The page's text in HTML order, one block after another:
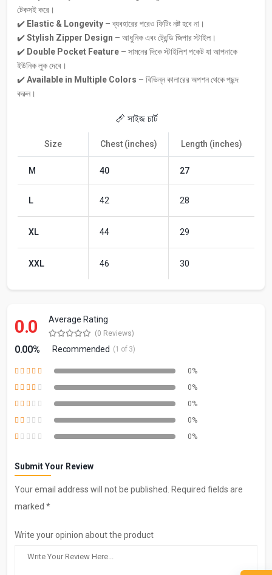
টেকসই করে।
✔️ Elastic & Longevity – ব্যবহারের পরেও ফিটিং নষ্ট হবে না।
✔️ Stylish Zipper Design – আধুনিক এবং ট্রেন্ডি জিপার স্টাইল।
✔️ Double Pocket Feature – সামনের দিকে স্টাইলিশ পকেট যা আপনাকে
ইউনিক লুক দেবে।
✔️ Available in Multiple Colors
– বিভিন্ন কালারের অপশন থেকে পছন্দ
করুন।
📏 সাইজ চার্ট
Size Chest (inches) Length (inches)
M 40 27
L 42 28
XL 44 29
XXL 46 30
0.0 Average Rating
(0 Reviews)
0.00% Recommended (1 of 3)
0%
0%
0%
0%
0%
Submit Your Review
Your email address will not be published. Required fields are
marked *
Write your opinion about the product